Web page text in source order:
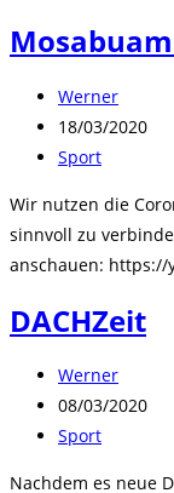
Beitrags-
Autor:
Werner
Beitrag
veröffentlicht:
18/03/2020
Beitrags-
Sport
Wir nutzen die
sinnvoll zu
anschauen: https://
DACHZeit
Beitrags-
Autor:
Werner
Beitrag
veröffentlicht:
08/03/2020
Beitrags-
Sport
Nachdem es neue